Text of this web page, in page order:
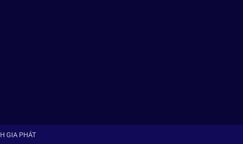
GIA PHÁT